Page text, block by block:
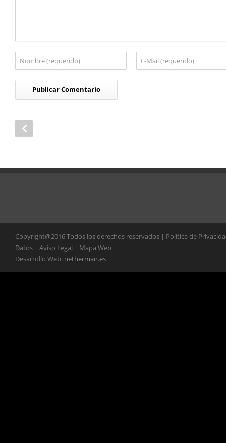
Copyright@2016 Todos los derechos reservados | Política de
Datos | Aviso Legal | Mapa Web
Desarrollo Web: netherman.es